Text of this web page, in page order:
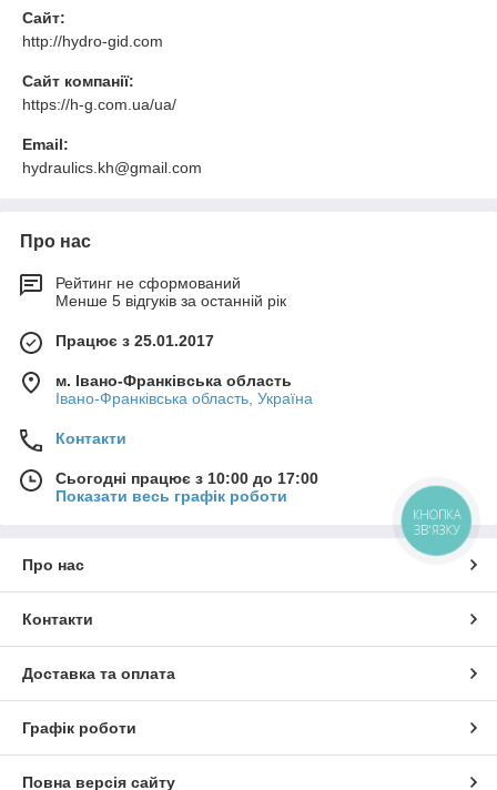
Сайт:
http://hydro-gid.com
Сайт компанії:
https://h-g.com.ua/ua/
Email:
hydraulics.kh@gmail.com
Про нас
Рейтинг не сформований
Менше 5 відгуків за останній рік
Працює з 25.01.2017
м. Івано-Франківська область
Івано-Франківська область, Україна
Контакти
Сьогодні працює з 10:00 до 17:00
Показати весь графік роботи
Про нас
Контакти
Доставка та оплата
Графік роботи
Повна версія сайту
КНОПКА
ЗВ'ЯЗКУ